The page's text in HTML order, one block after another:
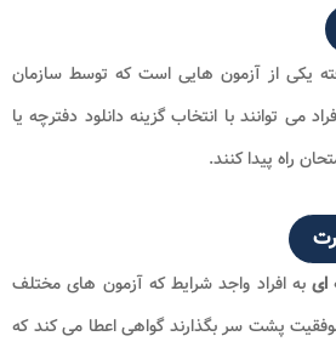
یکی از آزمون هایی است که توسط سازمان
می توانند با انتخاب گزینه دانلود دفترچه یا
راه پیدا کنند.
ای به افراد واجد شرایط که آزمون های مختلف
موفقیت پشت سر بگذارند گواهی اعطا می کند که